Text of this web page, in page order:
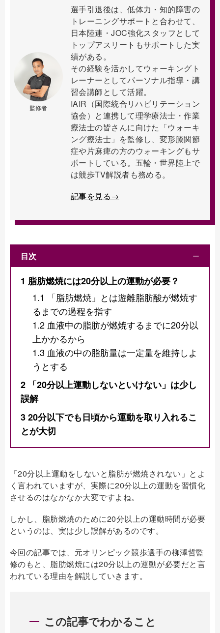
監修者
選手引退後は、低体力・知的障害の
トレーニングサポートと合わせて、
日本陸連・JOC強化スタッフとして
トップアスリートもサポートした実
績がある。
その経験を活かしてウォーキングト
レーナーとしてパーソナル指導・講
習会講師として活躍。
IAIR（国際統合リハビリテーション
協会）と連携して理学療法士・作業
療法士の皆さんに向けた「ウォーキ
ング療法士」を監修し、変形膝関節
症や片麻痺の方のウォーキングもサ
ポートしている。五輪・世界陸上で
は競歩TV解説者も務める。
記事を見る→
目次 ー
1 脂肪燃焼には20分以上の運動が必要？
1.1
「脂肪燃焼」とは遊離脂肪酸が燃焼す
るまでの過程を指す
1.2 血液中の脂肪が燃焼するまでに20分以
上かかるから
1.3 血液の中の脂肪量は一定量を維持しよ
うとする
2 「20分以上運動しないといけない」は少し
誤解
320分以下でも日頃から運動を取り入れるこ
とが大切
「20分以上運動をしないと脂肪が燃焼されない」とよ
く言われていますが、実際に20分以上の運動を習慣化
させるのはなかなか大変ですよね。
しかし、脂肪燃焼のために20分以上の運動時間が必要
というのは、実は少し誤解があるのです。
今回の記事では、元オリンピック競歩選手の柳澤哲監
修のもと、脂肪燃焼には20分以上の運動が必要だと言
われている理由を解説していきます。
この記事でわかること